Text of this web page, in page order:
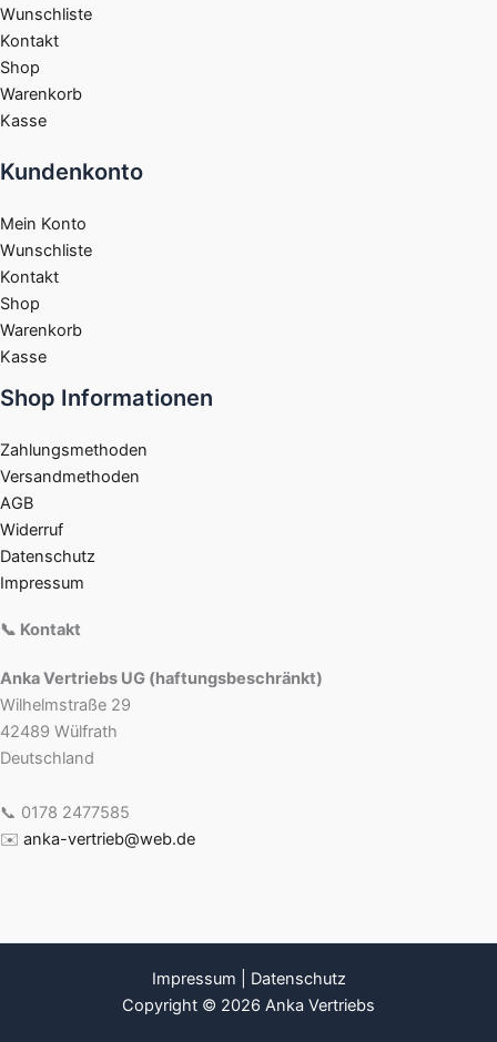
Wunschliste
Kontakt
Shop
Warenkorb
Kasse
Kundenkonto
Mein Konto
Wunschliste
Kontakt
Shop
Warenkorb
Kasse
Shop Informationen
Zahlungsmethoden
Versandmethoden
AGB
Widerruf
Datenschutz
Impressum
📞 Kontakt
Anka Vertriebs UG (haftungsbeschränkt)
Wilhelmstraße 29
42489 Wülfrath
Deutschland
📞 0178 2477585
✉️ anka-vertrieb@web.de
Impressum
Datenschutz
Copyright © 2026 Anka Vertriebs